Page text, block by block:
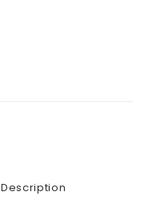
Description